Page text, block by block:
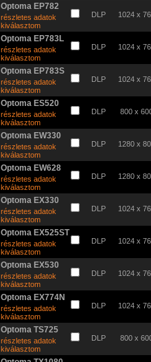
Optoma EP782
részletes adatok
kiválasztom
DLP 1024 x
Optoma EP783L
részletes adatok
kiválasztom
DLP 1024 x
Optoma EP783S
részletes adatok
kiválasztom
DLP 1024 x
Optoma ES520
részletes adatok
kiválasztom
DLP 800 x
Optoma EW330
részletes adatok
kiválasztom
DLP 1280 x
Optoma EW628
részletes adatok
kiválasztom
DLP 1280 x
Optoma EX330
részletes adatok
kiválasztom
DLP 1024 x
Optoma EX525ST
részletes adatok
kiválasztom
DLP 1024 x
Optoma EX530
részletes adatok
kiválasztom
DLP 1024 x
Optoma EX774N
részletes adatok
kiválasztom
DLP 1024 x
Optoma TS725
részletes adatok
kiválasztom
DLP 800 x